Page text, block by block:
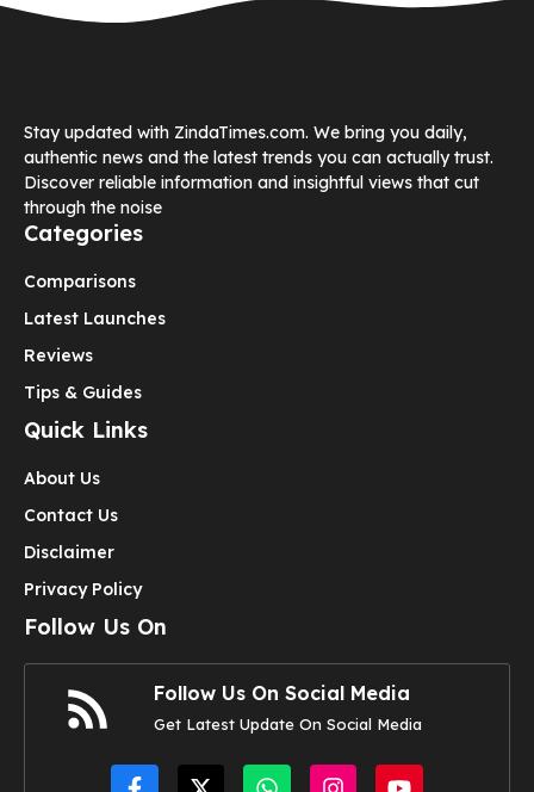
Stay updated with ZindaTimes.com. We bring you daily,
authentic news and the latest trends you can actually trust.
Discover reliable information and insightful views that cut
through the noise
Categories
Comparisons
Latest Launches
Reviews
Tips & Guides
Quick Links
About Us
Contact Us
Disclaimer
Privacy Policy
Follow Us On
Follow Us On Social Media
Get Latest Update On Social Media